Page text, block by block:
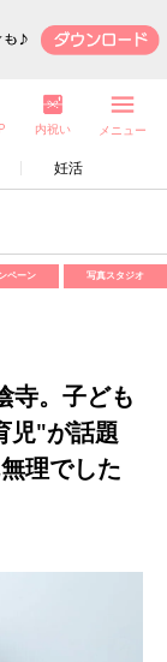
妊活
内祝い メニュー
ペーン 写真スタジオ
寺。子ども
児"が話題
理でした